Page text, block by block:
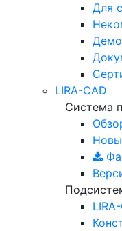
Для
LIRA-CAD
Система